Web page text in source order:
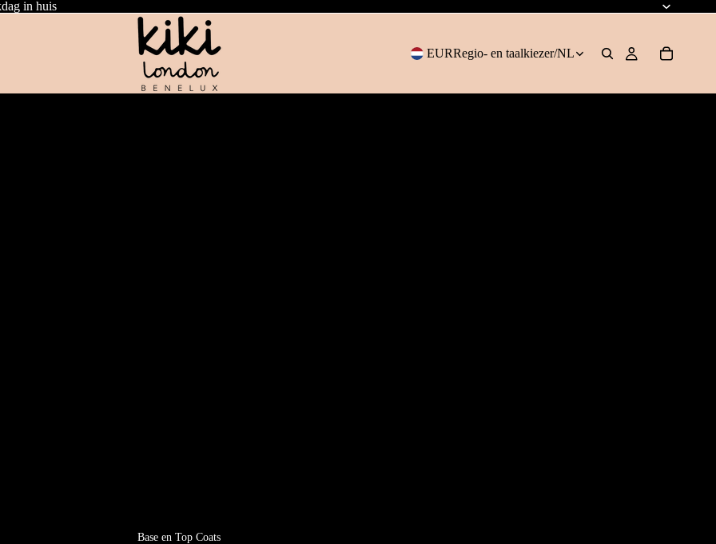
in huis
EURRegio- en taalkiezer/NL
Base en Top Coats